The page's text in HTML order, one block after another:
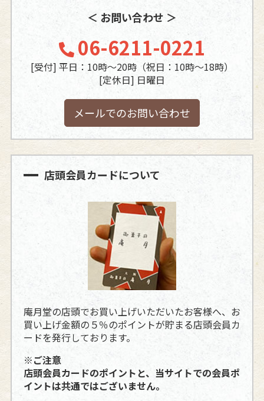
＜ お問い合わせ ＞
06-6211-0221
[受付] 平日：10時～20時（祝日：10時～18時）
[定休日] 日曜日
メールでのお問い合わせ
店頭会員カードについて
庵月堂の店頭でお買い上げいただいたお客様へ、お
買い上げ金額の５％のポイントが貯まる店頭会員カ
ードを発行しております。
※ご注意
店頭会員カードのポイントと、当サイトでの会員ポ
イントは共通ではございません。